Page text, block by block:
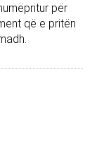
për
që e pritën